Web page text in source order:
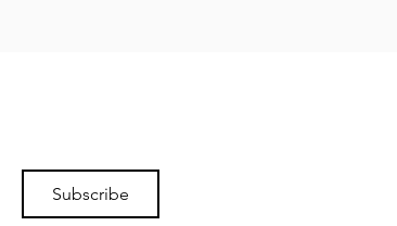
Subscribe